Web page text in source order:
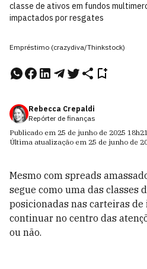
classe de ativos em fundos
impactados por resgates
Empréstimo (crazydiva/Thinkstock)
Rebecca Crepaldi
Repórter de finanças
Publicado em 25 de junho de 2025 18h21
Última atualização em 25 de junho de
Mesmo com spreads
segue como uma das classes
posicionadas nas carteiras
continuar no centro das
ou não.